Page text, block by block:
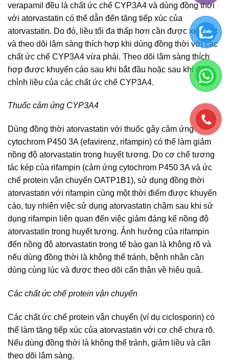
verapamil đều là chất ức chế CYP3A4 và dùng đồng thời
với atorvastatin có thể dẫn đến tăng tiếp xúc của
atorvastatin. Do đó, liều tối đa thấp hơn cần được xem xét
và theo dõi lâm sàng thích hợp khi dùng đồng thời với các
chất ức chế CYP3A4 vừa phải. Theo dõi lâm sàng thích
hợp được khuyến cáo sau khi bắt đầu hoặc sau khi điều
chỉnh liều của các chất ức chế CYP3A4.
Thuốc cảm ứng CYP3A4
Dùng đồng thời atorvastatin với thuốc gây cảm ứng
cytochrom P450 3A (efavirenz, rifampin) có thể làm giảm
nồng độ atorvastatin trong huyết tương. Do cơ chế tương
tác kép của rifampin (cảm ứng cytochrom P450 3A và ức
chế protein vận chuyển OATP1B1), sử dụng đồng thời
atorvastatin với rifampin cùng một thời điểm được khuyến
cáo, tuy nhiên việc sử dụng atorvastatin chậm sau khi sử
dụng rifampin liên quan đến việc giảm đáng kể nồng độ
atorvastatin trong huyết tương. Ảnh hưởng của rifampin
đến nồng độ atorvastatin trong tế bào gan là không rõ và
nếu dùng đồng thời là không thể tránh, bệnh nhân cần
dùng cùng lúc và được theo dõi cẩn thận về hiệu quả.
Các chất ức chế protein vận chuyển
Các chất ức chế protein vận chuyển (ví dụ ciclosporin) có
thể làm tăng tiếp xúc của atorvastatin với cơ chế chưa rõ.
Nếu dùng đồng thời là không thể tránh, giảm liều và cần
theo dõi lâm sàng.